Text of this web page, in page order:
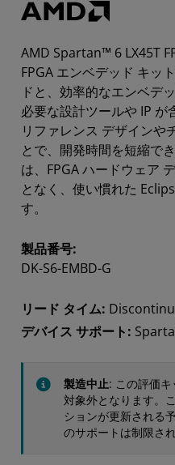
AMD Spartan™ 6 LX45T
FPGA エンベデッド キッ
ドと、効率的なエンベデ
必要な設計ツールや IP
リファレンス デザインや
とで、開発時間を短縮で
は、FPGA ハードウェア
となく、使い慣れた
す。
製品番号:
DK-S6-EMBD-G
リード タイム:
デバイス サポート:
製造中止: この評価
対象外となります。
ションが更新される
のサポートは制限され